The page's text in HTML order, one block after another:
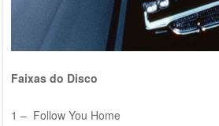
Faixas do Disco
1 – Follow You Home